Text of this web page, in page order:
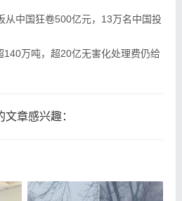
从中国狂卷500亿元，13万名中国投
140万吨，超20亿无害化处理费仍给
章感兴趣：